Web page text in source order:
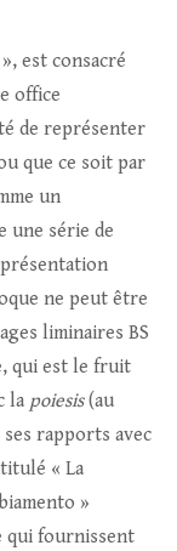
est consacré
office
de représenter
que ce soit par
un
une série de
ne peut être
liminaires BS
qui est le fruit
la poiesis(au
rapports avec
« La
»
qui fournissent